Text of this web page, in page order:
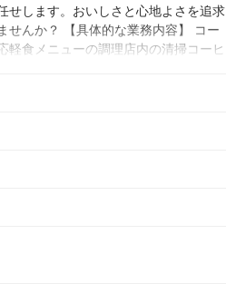
せします。おいしさと心地よさを追求
せんか？ 【具体的な業務内容】 コー
軽食メニューの調理店内の清掃コーヒ
で幅広い年齢層が活躍しており、チ
がしっかりあるので、スムーズに業務
心してスタートを♪ ■ゆくゆくは店
管理やスタッフ育成といった管理業務
う…」そんな心配は一切無用♪一つひ
えていきましょう！さらにマネージャ
支援します。